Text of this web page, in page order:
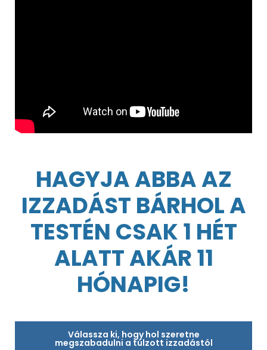
HAGYJA ABBA AZ
IZZADÁST BÁRHOL A
TESTÉN CSAK 1 HÉT
ALATT AKÁR 11
HÓNAPIG!
Válassza ki, hogy hol szeretne
megszabadulni a túlzott izzadástól